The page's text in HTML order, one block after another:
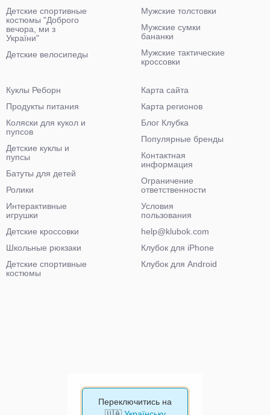
Детские спортивные
костюмы "Доброго
вечора, ми з
України"
Детские велосипеды
Мужские толстовки
Мужские сумки
бананки
Мужские тактические
кроссовки
Куклы Реборн
Продукты питания
Коляски для кукол и
пупсов
Детские куклы и
пупсы
Батуты для детей
Ролики
Интерактивные
игрушки
Детские кроссовки
Школьные рюкзаки
Детские спортивные
костюмы
Карта сайта
Карта регионов
Блог Клубка
Популярные бренды
Контактная
информация
Ограничение
ответственности
Условия
пользования
help@klubok.com
Клубок для iPhone
Клубок для Android
Переключитись на